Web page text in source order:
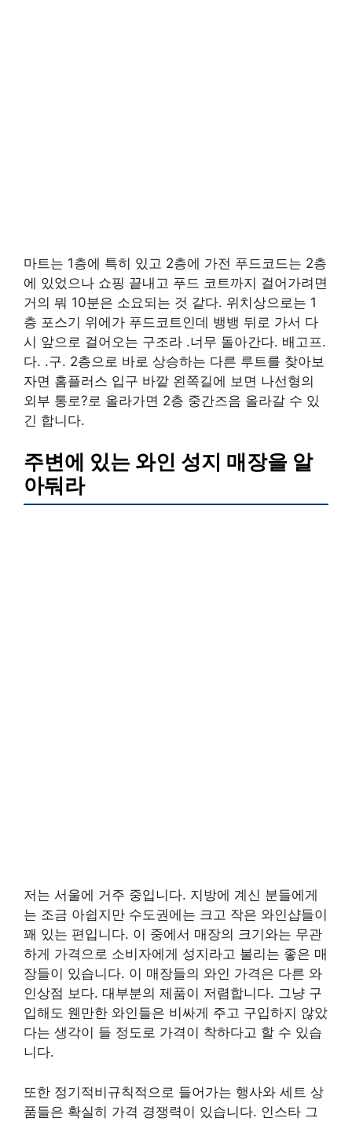
마트는 1층에 특히 있고 2층에 가전 푸드코드는 2층
에 있었으나 쇼핑 끝내고 푸드 코트까지 걸어가려면
거의 뭐 10분은 소요되는 것 같다. 위치상으로는 1
층 포스기 위에가 푸드코트인데 뱅뱅 뒤로 가서 다
시 앞으로 걸어오는 구조라 .너무 돌아간다. 배고프.
다. .구. 2층으로 바로 상승하는 다른 루트를 찾아보
자면 홈플러스 입구 바깥 왼쪽길에 보면 나선형의
외부 통로?로 올라가면 2층 중간즈음 올라갈 수 있
긴 합니다.
주변에 있는 와인 성지 매장을 알
아둬라
저는 서울에 거주 중입니다. 지방에 계신 분들에게
는 조금 아쉽지만 수도권에는 크고 작은 와인샵들이
꽤 있는 편입니다. 이 중에서 매장의 크기와는 무관
하게 가격으로 소비자에게 성지라고 불리는 좋은 매
장들이 있습니다. 이 매장들의 와인 가격은 다른 와
인상점 보다. 대부분의 제품이 저렴합니다. 그냥 구
입해도 웬만한 와인들은 비싸게 주고 구입하지 않았
다는 생각이 들 정도로 가격이 착하다고 할 수 있습
니다.
또한 정기적비규칙적으로 들어가는 행사와 세트 상
품들은 확실히 가격 경쟁력이 있습니다. 인스타 그